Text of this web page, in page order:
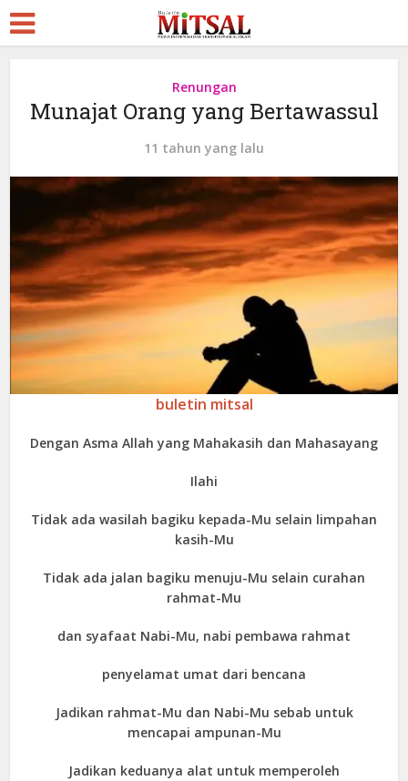
Renungan
Munajat Orang yang Bertawassul
11 tahun yang lalu
buletin mitsal
Dengan Asma Allah yang Mahakasih dan Mahasayang
Ilahi
Tidak ada wasilah bagiku kepada-Mu selain limpahan
kasih-Mu
Tidak ada jalan bagiku menuju-Mu selain curahan
rahmat-Mu
dan syafaat Nabi-Mu, nabi pembawa rahmat
penyelamat umat dari bencana
Jadikan rahmat-Mu dan Nabi-Mu sebab untuk
mencapai ampunan-Mu
Jadikan keduanya alat untuk memperoleh